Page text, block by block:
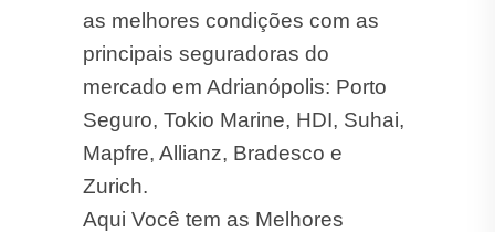
as melhores condições com as
principais seguradoras do
mercado em Adrianópolis: Porto
Seguro, Tokio Marine, HDI, Suhai,
Mapfre, Allianz, Bradesco e
Zurich.
Aqui Você tem as Melhores